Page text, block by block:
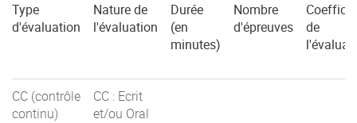
Type
d'évaluation
Nature de
l'évaluation
Durée
(en
minutes)
Nombre
d'épreuves
de
CC (contrôle
continu)
CC : Ecrit
et/ou Oral